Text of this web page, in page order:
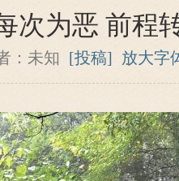
次为恶 前程
：未知 [投稿] 放大字